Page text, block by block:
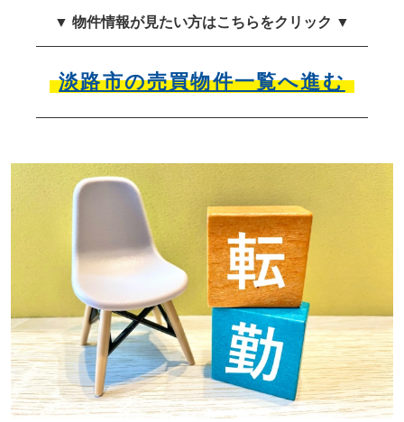
▼ 物件情報が見たい方はこちらをクリック ▼
淡路市の売買物件一覧へ進む